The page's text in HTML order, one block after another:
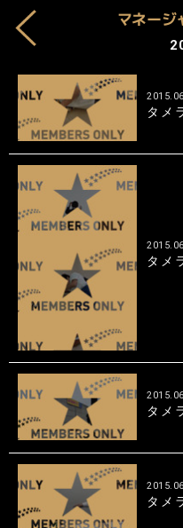
マネージ
タメ
タメ
タメ
タメ